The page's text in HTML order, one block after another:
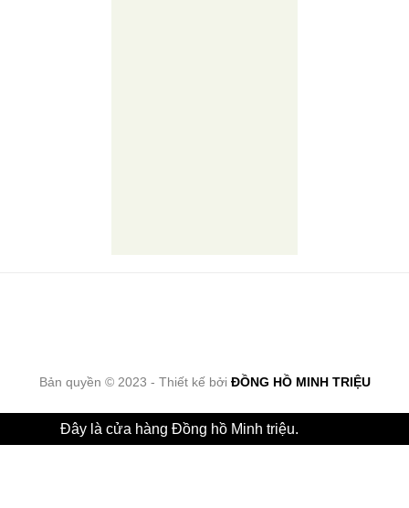
Bản quyền © 2023 - Thiết kế bởi ĐỒNG HỒ MINH TRIỆU
Đây là cửa hàng Đồng hồ Minh triệu.